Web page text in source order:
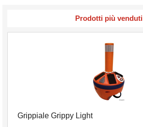
Prodotti più venduti
Grippiale Grippy Light